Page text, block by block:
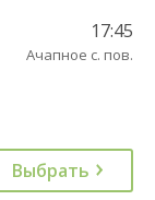
17:45
Ачапное с. пов.
Выбрать